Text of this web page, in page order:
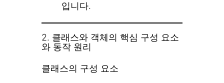
입니다.
2. 클래스와 객체의 핵심 구성 요소
와 동작 원리
클래스의 구성 요소